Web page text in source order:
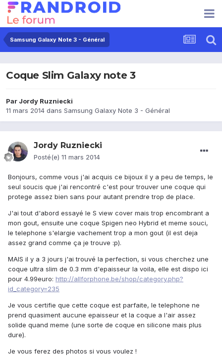
Samsung Galaxy Note 3 - Général
Coque Slim Galaxy note 3
Par Jordy Ruzniecki
11 mars 2014 dans Samsung Galaxy Note 3 - Général
Jordy Ruzniecki
Posté(e) 11 mars 2014
Bonjours, comme vous j'ai acquis ce bijoux il y a peu de temps, le
seul soucis que j'ai rencontré c'est pour trouver une coque qui
protege assez bien sans pour autant prendre trop de place.
J'ai tout d'abord essayé le S view cover mais trop encombrant a
mon gout, ensuite une coque Spigen neo Hybrid et meme souci,
le telephone s'elargie vachement trop a mon gout (il est deja
assez grand comme ça je trouve :p).
MAIS il y a 3 jours j'ai trouvé la perfection, si vous cherchez une
coque ultra slim de 0.3 mm d'epaisseur la voila, elle est dispo ici
pour 4.99euro: http://allforphone.be/shop/category.php?
id_category=235
Je vous certifie que cette coque est parfaite, le telephone ne
prend quasiment aucune epaisseur et la coque a l'air assez
solide quand meme (une sorte de coque en silicone mais plus
dure).
Je vous ferez des photos si vous voulez !